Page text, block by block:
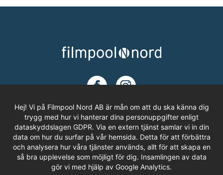
ADRESS
Filmpool Nord AB
Västra Varvsgatan 3, Bryggeriet
972 36 LULEÅ
Hej! Vi på Filmpool Nord AB är mån om att du ska känna dig
trygg med hur vi hanterar dina personuppgifter enligt
dataskyddslagen GDPR. Via en extern tjänst samlar vi in din
data om hur du surfar på vår hemsida. Detta för att förbättra
och analysera hur våra tjänster används, allt för att skapa en
så bra upplevelse som möjligt för dig. Insamlingen av data
gör vi med hjälp av Google Analytics.